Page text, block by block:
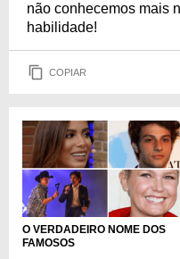
não conhecemos mais
habilidade!
COPIAR
O VERDADEIRO NOME DOS
FAMOSOS